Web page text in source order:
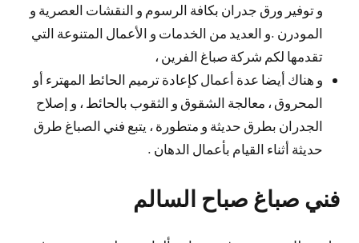
و توفير ورق جدران بكافة الرسوم و النقشات العصرية و
المودرن .و العديد من الخدمات و الأعمال المتنوعة التي
تقدمها لكم شركة صباغ الفرين ،
و هناك أيضا عدة أعمال كإعادة ترميم الحائط المهترء أو
المحروق ، معالجة الشقوق و الثقوب بالحائط ، و إصلاح
الجدران بطرق حديثة و متطورة ، يتبع فني الصباغ طرق
حديثة أثناء القيام بأعمال الدهان .
فني صباغ صباح السالم